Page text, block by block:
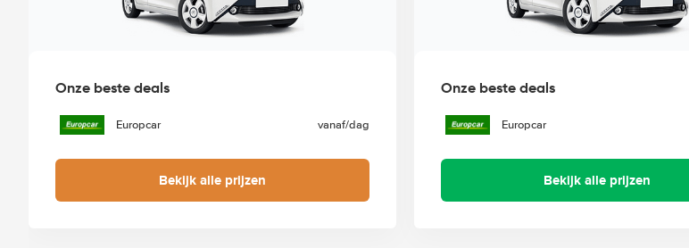
Onze beste deals
Europcar vanaf/dag
Bekijk alle prijzen
Onze beste deals
Europcar
Bekijk alle prijzen